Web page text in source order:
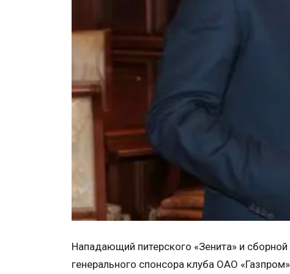
Нападающий питерского «Зенита» и
генерального спонсора клуба ОАО